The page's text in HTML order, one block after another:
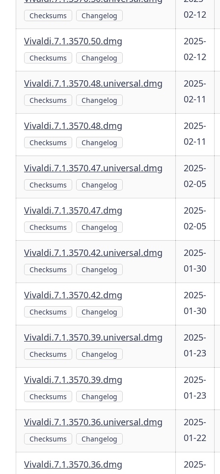
Checksums Changelog
02-12
Vivaldi.7.1.3570.50.dmg
Checksums Changelog
2025-
02-12
Vivaldi.7.1.3570.48.universal.dmg
Checksums Changelog
2025-
02-11
Vivaldi.7.1.3570.48.dmg
Checksums Changelog
2025-
02-11
Vivaldi.7.1.3570.47.universal.dmg
Checksums Changelog
2025-
02-05
Vivaldi.7.1.3570.47.dmg
Checksums Changelog
2025-
02-05
Vivaldi.7.1.3570.42.universal.dmg
Checksums Changelog
2025-
01-30
Vivaldi.7.1.3570.42.dmg
Checksums Changelog
2025-
01-30
Vivaldi.7.1.3570.39.universal.dmg
Checksums Changelog
2025-
01-23
Vivaldi.7.1.3570.39.dmg
Checksums Changelog
2025-
01-23
Vivaldi.7.1.3570.36.universal.dmg
Checksums Changelog
2025-
01-22
Vivaldi.7.1.3570.36.dmg 2025-